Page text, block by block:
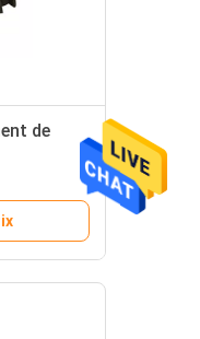
de
chambre